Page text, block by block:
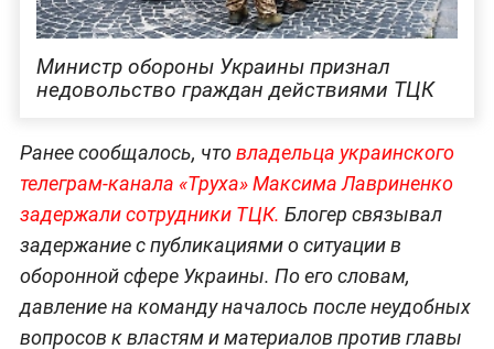
Министр обороны Украины признал
недовольство граждан действиями ТЦК
Ранее сообщалось, чтовладельца украинского
телеграм-канала «Труха» Максима Лавриненко
задержали сотрудники ТЦК. Блогер связывал
задержание с публикациями о ситуации в
оборонной сфере Украины. По его словам,
давление на команду началось после неудобных
вопросов к властям и материалов против главы